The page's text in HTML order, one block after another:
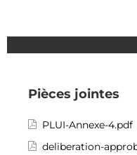
Pièces jointes
PLUI-Annexe-4.pdf
deliberation-